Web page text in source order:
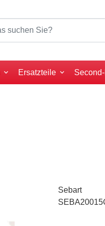
Ersatzteile
Sebart